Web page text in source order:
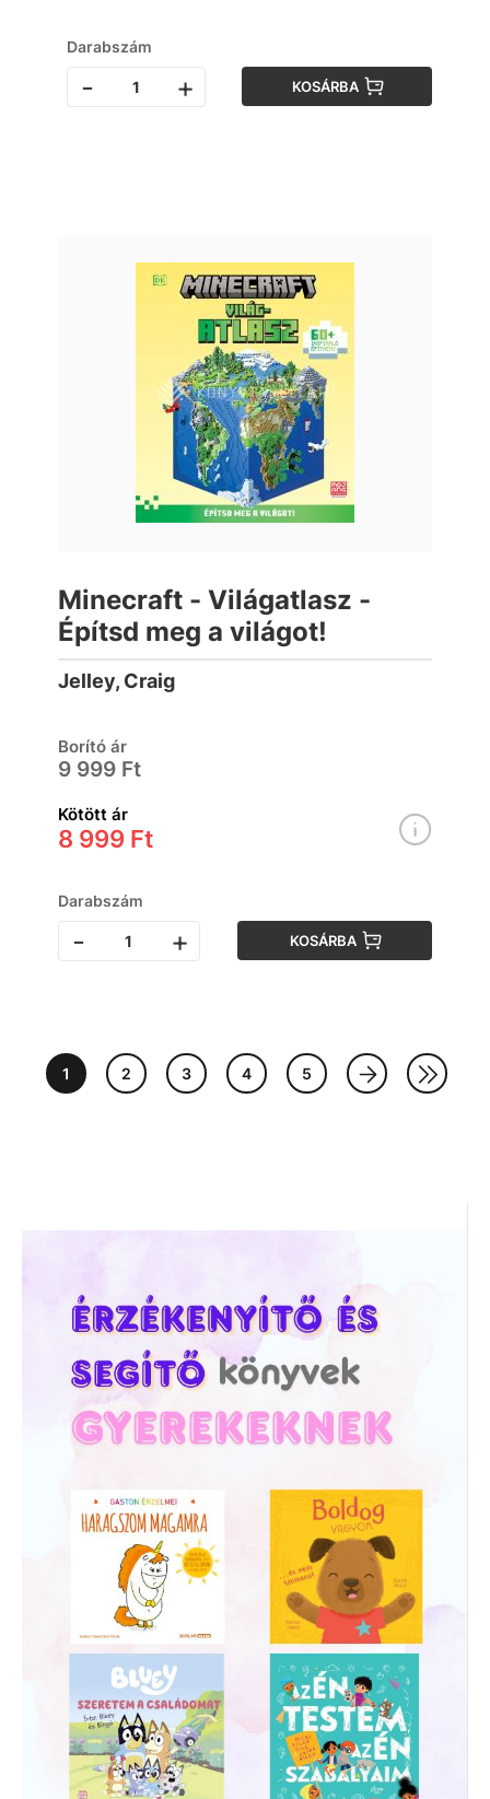
Darabszám
- + KOSÁRBA
Minecraft - Világatlasz -
Építsd meg a világot!
Jelley, Craig
Borító ár
9 999 Ft
Kötött ár
8 999 Ft
Darabszám
- + KOSÁRBA
1 2 3 4 5